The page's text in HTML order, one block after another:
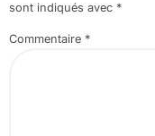
sont indiqués avec *
Commentaire *